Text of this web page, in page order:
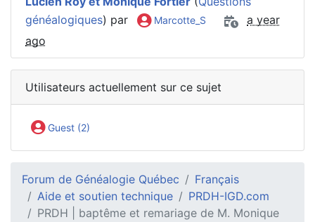
généalogiques) par Marcotte_S
a year
ago
Utilisateurs actuellement sur ce sujet
Guest (2)
Forum de Généalogie Québec
Français
Aide et soutien technique
PRDH-IGD.com
PRDH | baptême et remariage de M. Monique